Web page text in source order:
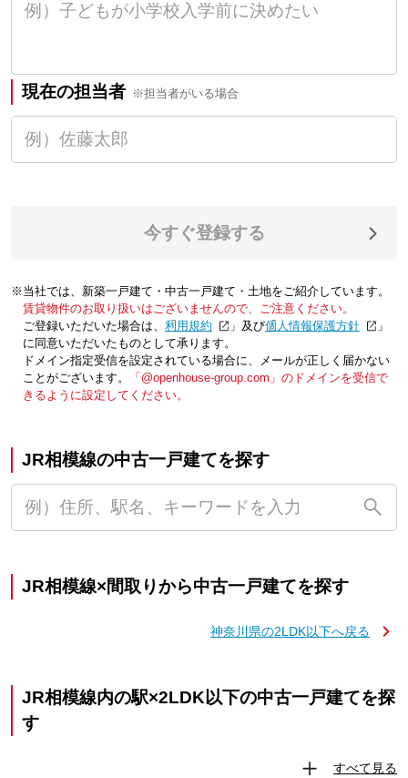
現在の担当者 ※担当者がいる場合
今すぐ登録する
※当社では、新築一戸建て・中古一戸建て・土地をご紹介しています。
賃貸物件のお取り扱いはございませんので、ご注意ください。
ご登録いただいた場合は、「利用規約 」及び「個人情報保護方針
」
に同意いただいたものとして承ります。
ドメイン指定受信を設定されている場合に、メールが正しく届かない
ことがございます。
「@openhouse-group.com」のドメインを受信で
きるように設定してください。
JR相模線の中古一戸建てを探す
JR相模線×間取りから中古一戸建てを探す
神奈川県の2LDK以下へ戻る
JR相模線内の駅×2LDK以下の中古一戸建てを探
す
すべて見る